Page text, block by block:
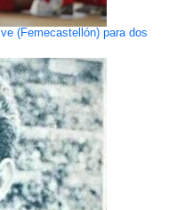
(Femecastellón) para dos